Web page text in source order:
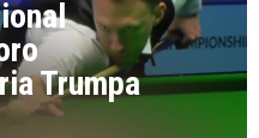
Trumpa